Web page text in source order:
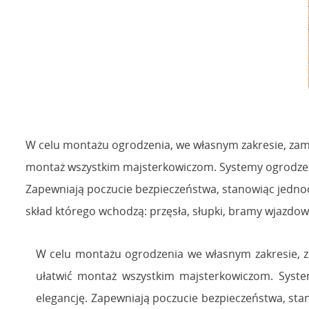
W celu montażu ogrodzenia, we własnym zakresie,
montaż wszystkim majsterkowiczom. Systemy
Zapewniają poczucie bezpieczeństwa, stanowiąc
skład którego wchodzą: przęsła, słupki, bramy
W celu montażu ogrodzenia we własnym
ułatwić montaż wszystkim majsterkowiczom.
elegancję. Zapewniają poczucie bezpieczeństwa,